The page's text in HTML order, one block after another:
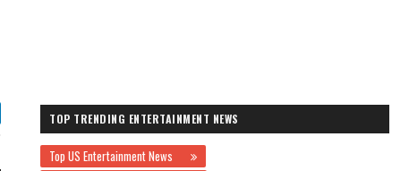
TOP TRENDING ENTERTAINMENT NEWS
Top US Entertainment News